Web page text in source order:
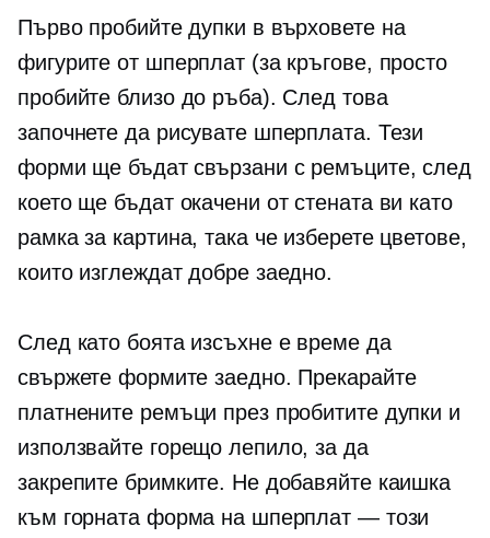
Първо пробийте дупки в върховете на
фигурите от шперплат (за кръгове, просто
пробийте близо до ръба). След това
започнете да рисувате шперплата. Тези
форми ще бъдат свързани с ремъците, след
което ще бъдат окачени от стената ви като
рамка за картина, така че изберете цветове,
които изглеждат добре заедно.
След като боята изсъхне е време да
свържете формите заедно. Прекарайте
платнените ремъци през пробитите дупки и
използвайте горещо лепило, за да
закрепите бримките. Не добавяйте каишка
към горната форма на шперплат — този